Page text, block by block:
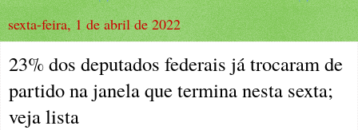
sexta-feira, 1 de abril de 2022
23% dos deputados federais já trocaram de
partido na janela que termina nesta sexta;
veja lista